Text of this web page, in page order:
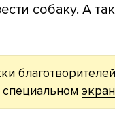
собаку. А